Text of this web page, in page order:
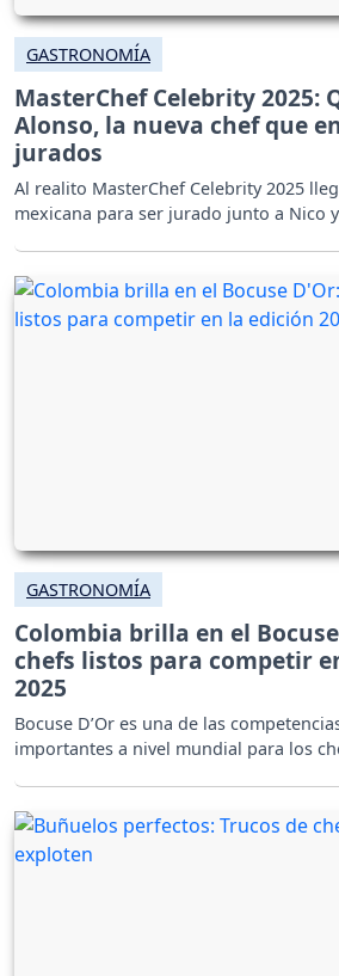
GASTRONOMÍA
MasterChef Celebrity 2025:
Alonso, la nueva chef que
jurados
Al realito MasterChef Celebrity 2025
mexicana para ser jurado junto a Nico
GASTRONOMÍA
Colombia brilla en el
chefs listos para competir
2025
Bocuse D’Or es una de las
importantes a nivel mundial para los